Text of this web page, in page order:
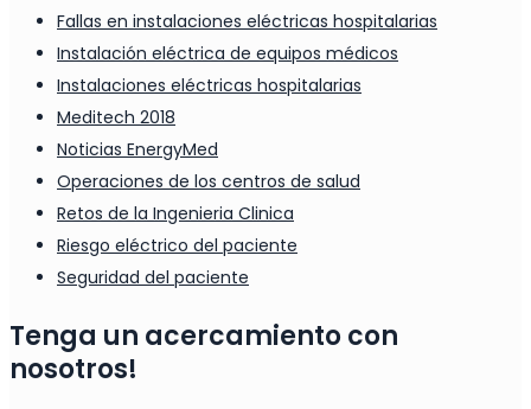
Fallas en instalaciones eléctricas hospitalarias
Instalación eléctrica de equipos médicos
Instalaciones eléctricas hospitalarias
Meditech 2018
Noticias EnergyMed
Operaciones de los centros de salud
Retos de la Ingenieria Clinica
Riesgo eléctrico del paciente
Seguridad del paciente
Tenga un acercamiento con
nosotros!